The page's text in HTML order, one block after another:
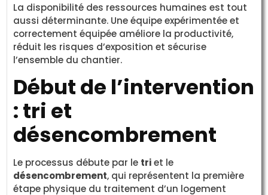
La disponibilité des ressources humaines est tout
aussi déterminante. Une équipe expérimentée et
correctement équipée améliore la productivité,
réduit les risques d’exposition et sécurise
l’ensemble du chantier.
Début de l’intervention
: tri et
désencombrement
Le processus débute par le triet le
désencombrement, qui représentent la première
étape physique du traitement d’un logement